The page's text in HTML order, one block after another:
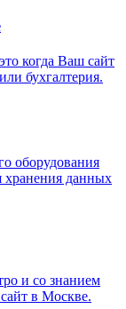
когда Ваш сайт
бухгалтерия.
оборудования
хранения данных
и со знанием
в Москве.